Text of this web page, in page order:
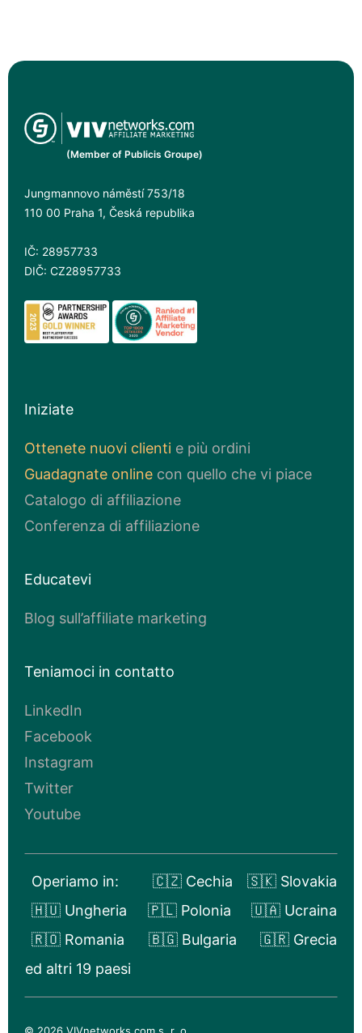
(Member of Publicis Groupe)
Jungmannovo náměstí 753/18
110 00 Praha 1, Česká republika
IČ: 28957733
DIČ: CZ28957733
Iniziate
Ottenete nuovi clienti e più ordini
Guadagnate online con quello che vi piace
Catalogo di affiliazione
Conferenza di affiliazione
Educatevi
Blog sull’affiliate marketing
Teniamoci in contatto
LinkedIn
Facebook
Instagram
Twitter
Youtube
Operiamo in: 🇨🇿 Cechia
🇸🇰 Slovakia
🇭🇺 Ungheria
🇵🇱 Polonia
🇺🇦 Ucraina
🇷🇴 Romania
🇧🇬 Bulgaria
🇬🇷 Grecia
ed altri 19 paesi
© 2026 VIVnetworks.com s. r. o.